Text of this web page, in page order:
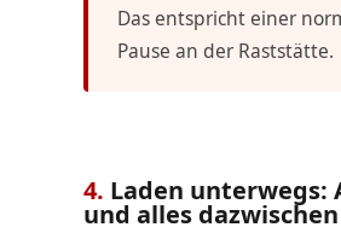
Das entspricht einer
Pause an der Raststätte.
4. Laden unterwegs:
und alles dazwischen